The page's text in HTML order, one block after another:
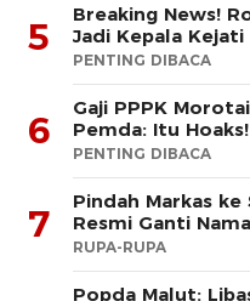
5
Breaking News!
Jadi Kepala
PENTING DIBACA
6
Gaji PPPK
Pemda: Itu Hoaks!
PENTING DIBACA
7
Pindah Markas
Resmi Ganti
RUPA-RUPA
Popda Malut: